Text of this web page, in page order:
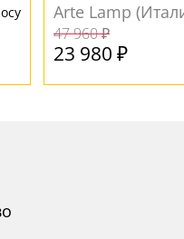
Arte Lamp
47 960 ₽
23 980 ₽